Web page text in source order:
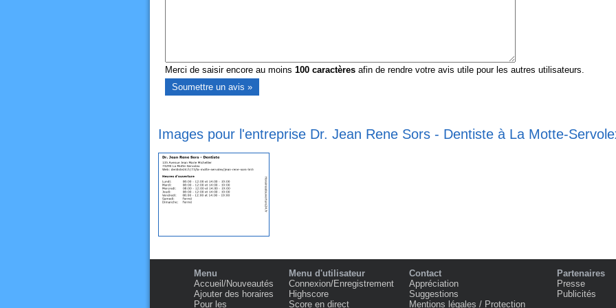
Merci de saisir encore au moins 100caractèresafin de rendre votre avis utile pour les autres utilisateurs.
Images pour l'entreprise Dr. Jean Rene Sors - Dentiste à La Motte-
Menu
Accueil/Nouveautés
Ajouter des horaires
Pour les
Menu d'utilisateur
Connexion/Enregistrement
Highscore
Score en direct
Contact
Appréciation
Suggestions
Mentions légales / Protection
Partenaires
Presse
Publicités